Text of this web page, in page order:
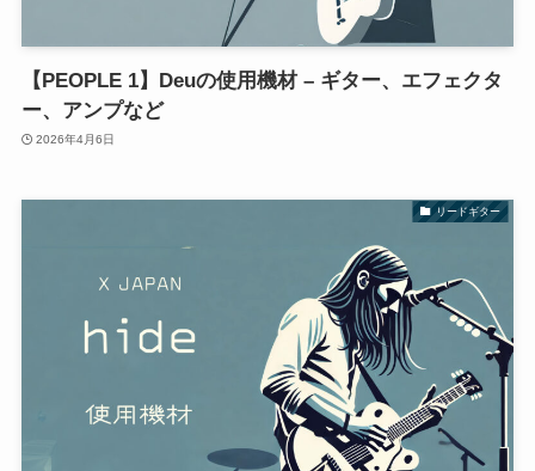
【PEOPLE 1】Deuの使用機材 – ギター、エフェクタ
ー、アンプなど
2026年4月6日
リードギター